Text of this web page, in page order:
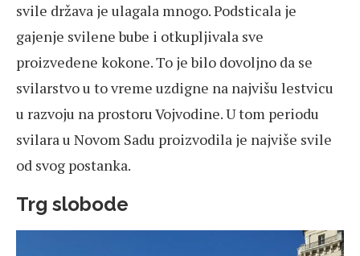
svile država je ulagala mnogo. Podsticala je
gajenje svilene bube i otkupljivala sve
proizvedene kokone. To je bilo dovoljno da se
svilarstvo u to vreme uzdigne na najvišu lestvicu
u razvoju na prostoru Vojvodine. U tom periodu
svilara u Novom Sadu proizvodila je najviše svile
od svog postanka.
Trg slobode